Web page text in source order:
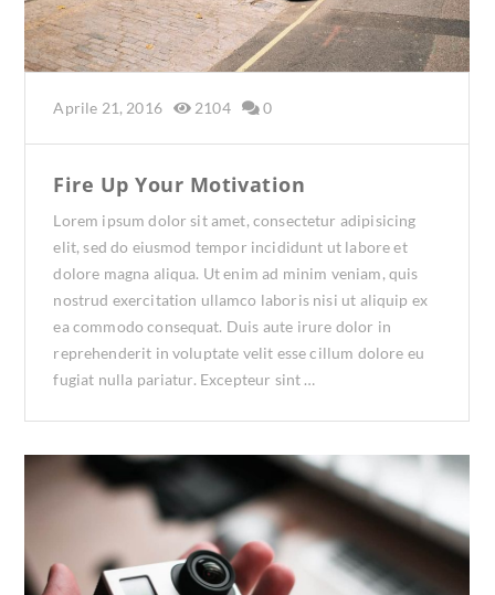
Aprile 21, 2016 2104 0
Fire Up Your Motivation
Lorem ipsum dolor sit amet, consectetur adipisicing
elit, sed do eiusmod tempor incididunt ut labore et
dolore magna aliqua. Ut enim ad minim veniam, quis
nostrud exercitation ullamco laboris nisi ut aliquip ex
ea commodo consequat. Duis aute irure dolor in
reprehenderit in voluptate velit esse cillum dolore eu
fugiat nulla pariatur. Excepteur sint …